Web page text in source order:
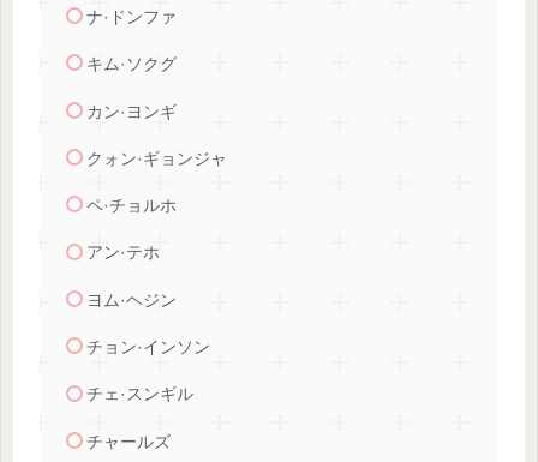
ナ·ドンファ
キム·ソクグ
カン·ヨンギ
クォン·ギョンジャ
ペ·チョルホ
アン·テホ
ヨム·ヘジン
チョン·インソン
チェ·スンギル
チャールズ